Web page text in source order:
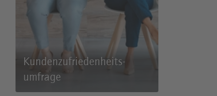
Kunden­zufriedenheits­
umfrage